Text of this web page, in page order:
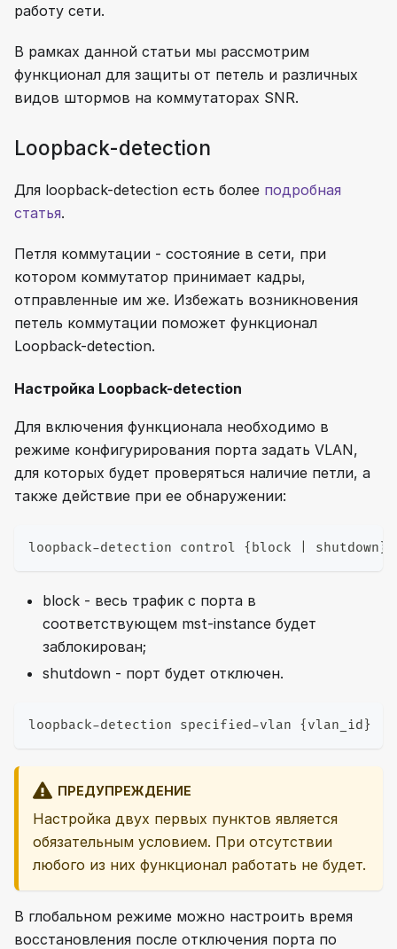
работу сети.
В рамках данной статьи мы рассмотрим
функционал для защиты от петель и различных
видов штормов на коммутаторах SNR.
Loopback-detection
Для loopback-detection есть более подробная
статья.
Петля коммутации - состояние в сети, при
котором коммутатор принимает кадры,
отправленные им же. Избежать возникновения
петель коммутации поможет функционал
Loopback-detection.
Настройка Loopback-detection
Для включения функционала необходимо в
режиме конфигурирования порта задать VLAN,
для которых будет проверяться наличие петли, а
также действие при ее обнаружении:
loopback-detection control {block | shutdown}
block - весь трафик с порта в
соответствующем mst-instance будет
заблокирован;
shutdown - порт будет отключен.
loopback-detection specified-vlan {vlan_id}
ПРЕДУПРЕЖДЕНИЕ
Настройка двух первых пунктов является
обязательным условием. При отсутствии
любого из них функционал работать не будет.
В глобальном режиме можно настроить время
восстановления после отключения порта по